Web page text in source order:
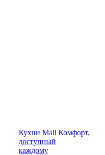
Кухни Mall Комфорт,
доступный
каждому